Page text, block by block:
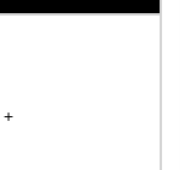
+